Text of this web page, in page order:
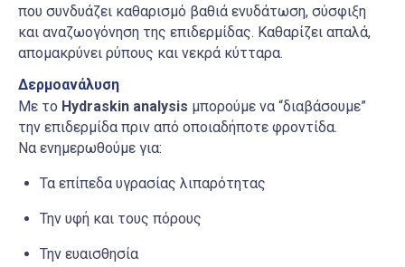
που συνδυάζει καθαρισμό βαθιά ενυδάτωση, σύσφιξη
και αναζωογόνηση της επιδερμίδας. Καθαρίζει απαλά,
απομακρύνει ρύπους και νεκρά κύτταρα.
Δερμοανάλυση
Με το Hydraskin analysis μπορούμε να “διαβάσουμε”
την επιδερμίδα πριν από οποιαδήποτε φροντίδα.
Να ενημερωθούμε για:
Τα επίπεδα υγρασίας λιπαρότητας
Την υφή και τους πόρους
Την ευαισθησία